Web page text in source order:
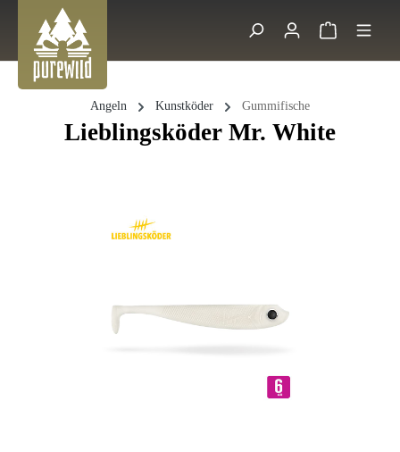
Zum Hauptinhalt springen
Suche
Angeln Kunstköder Gummifische
Lieblingsköder Mr. White